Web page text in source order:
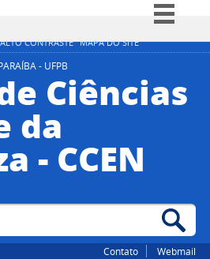
ALTO CONTRASTE MAPA DO SITE
Simplifique!
Participe
Canais
- UFPB
Ciências
da
- CCEN
Contato Webmail